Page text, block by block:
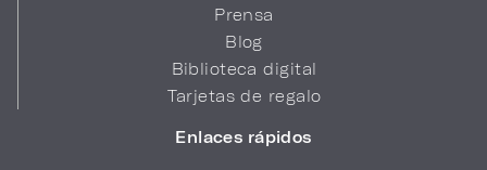
Prensa
Blog
Biblioteca digital
Tarjetas de regalo
Enlaces rápidos